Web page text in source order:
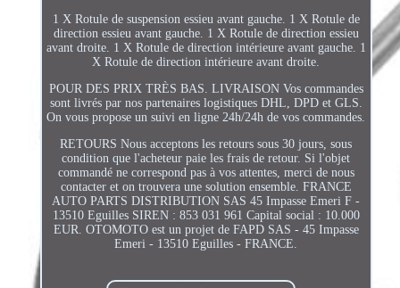
1 X Rotule de suspension essieu avant gauche. 1 X Rotule de
direction essieu avant gauche. 1 X Rotule de direction essieu
avant droite. 1 X Rotule de direction intérieure avant gauche. 1
X Rotule de direction intérieure avant droite.
POUR DES PRIX TRÈS BAS. LIVRAISON Vos commandes
sont livrés par nos partenaires logistiques DHL, DPD et GLS.
On vous propose un suivi en ligne 24h/24h de vos commandes.
RETOURS Nous acceptons les retours sous 30 jours, sous
condition que l'acheteur paie les frais de retour. Si l'objet
commandé ne correspond pas à vos attentes, merci de nous
contacter et on trouvera une solution ensemble. FRANCE
AUTO PARTS DISTRIBUTION SAS 45 Impasse Emeri F -
13510 Eguilles SIREN : 853 031 961 Capital social : 10.000
EUR. OTOMOTO est un projet de FAPD SAS - 45 Impasse
Emeri - 13510 Eguilles - FRANCE.